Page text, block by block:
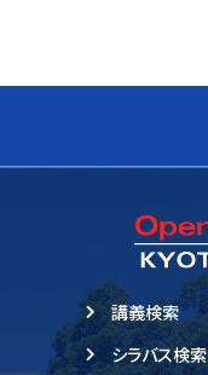
講義検索
シラバス検索